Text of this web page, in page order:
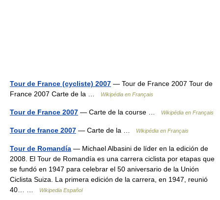
Tour de France (cycliste) 2007 — Tour de France 2007 Tour de
France 2007 Carte de la …
Wikipédia en Français
Tour de France 2007 — Carte de la course … Wikipédia en Français
Tour de france 2007 — Carte de la … Wikipédia en Français
Tour de Romandía — Michael Albasini de líder en la edición de
2008. El Tour de Romandía es una carrera ciclista por etapas que
se fundó en 1947 para celebrar el 50 aniversario de la Unión
Ciclista Suiza. La primera edición de la carrera, en 1947, reunió
40… …
Wikipedia Español